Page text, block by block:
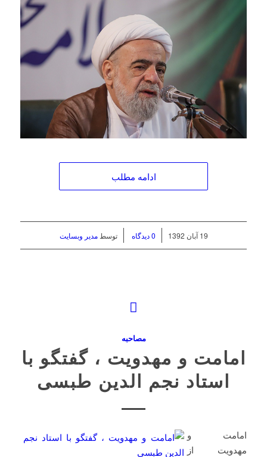
ادامه مطلب
19 آبان 1392/ 0 دیدگاه توسطمدیر وبسایت
مصاحبه
امامت و مهدویت ، گفتگو با
استاد نجم الدین طبسی
امامت و
مهدویت از